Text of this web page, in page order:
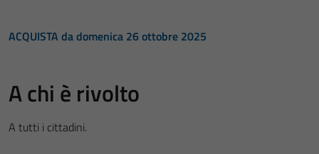
ACQUISTA da domenica 26 ottobre 2025
A chi è rivolto
A tutti i cittadini.